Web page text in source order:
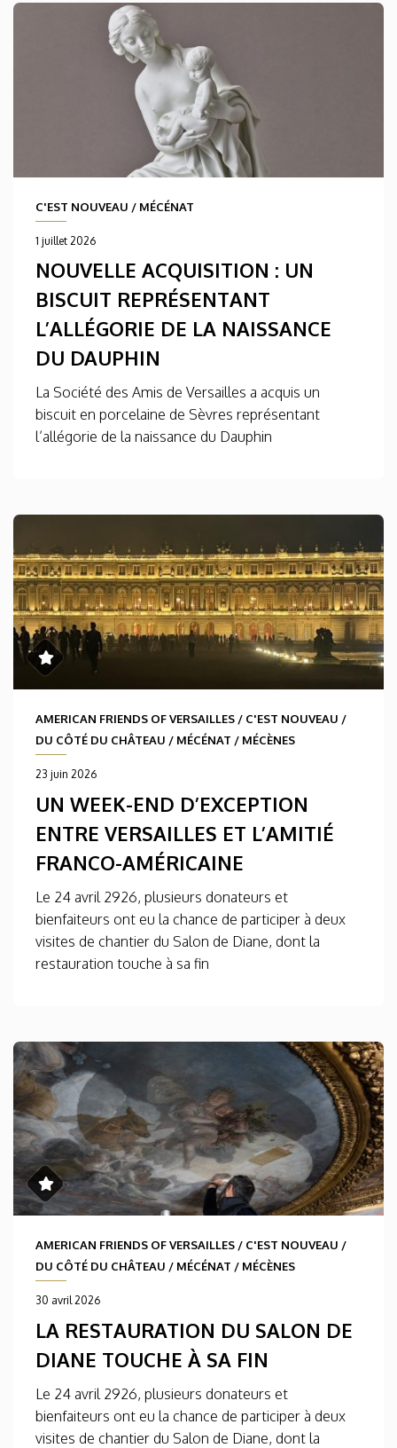
C'EST NOUVEAU / MÉCÉNAT
1 juillet 2026
NOUVELLE ACQUISITION : UN
BISCUIT REPRÉSENTANT
L’ALLÉGORIE DE LA NAISSANCE
DU DAUPHIN
La Société des Amis de Versailles a acquis un
biscuit en porcelaine de Sèvres représentant
l’allégorie de la naissance du Dauphin
AMERICAN FRIENDS OF VERSAILLES / C'EST NOUVEAU /
DU CÔTÉ DU CHÂTEAU / MÉCÉNAT / MÉCÈNES
23 juin 2026
UN WEEK-END D’EXCEPTION
ENTRE VERSAILLES ET L’AMITIÉ
FRANCO-AMÉRICAINE
Le 24 avril 2926, plusieurs donateurs et
bienfaiteurs ont eu la chance de participer à deux
visites de chantier du Salon de Diane, dont la
restauration touche à sa fin
AMERICAN FRIENDS OF VERSAILLES / C'EST NOUVEAU /
DU CÔTÉ DU CHÂTEAU / MÉCÉNAT / MÉCÈNES
30 avril 2026
LA RESTAURATION DU SALON DE
DIANE TOUCHE À SA FIN
Le 24 avril 2926, plusieurs donateurs et
bienfaiteurs ont eu la chance de participer à deux
visites de chantier du Salon de Diane, dont la